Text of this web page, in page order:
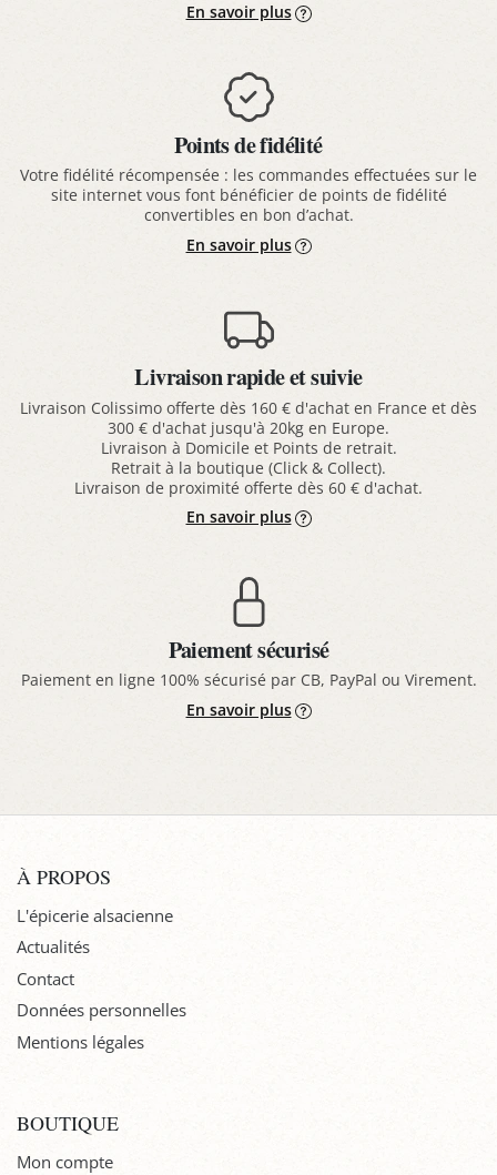
En savoir plus
Points de fidélité
Votre fidélité récompensée : les commandes effectuées sur le
site internet vous font bénéficier de points de fidélité
convertibles en bon d’achat.
En savoir plus
Livraison rapide et suivie
Livraison Colissimo offerte dès 160 € d'achat en France et dès
300 € d'achat jusqu'à 20kg en Europe.
Livraison à Domicile et Points de retrait.
Retrait à la boutique (Click & Collect).
Livraison de proximité offerte dès 60 € d'achat.
En savoir plus
Paiement sécurisé
Paiement en ligne 100% sécurisé par CB, PayPal ou Virement.
En savoir plus
À PROPOS
L'épicerie alsacienne
Actualités
Contact
Données personnelles
Mentions légales
BOUTIQUE
Mon compte